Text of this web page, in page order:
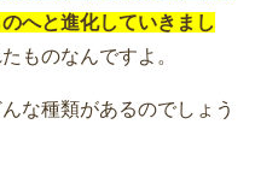
へと進化していきまし
ものなんですよ。
な種類があるのでしょう